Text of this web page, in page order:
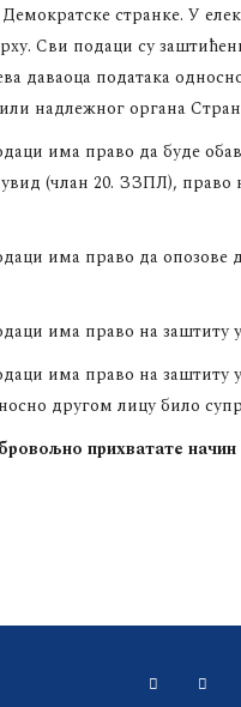
странке. У
Сви подаци су
даваоца података
надлежног органа
има право да буде
(члан 20. ЗЗПЛ), право
има право да опозове
има право на заштиту
има право на
другом лицу било
прихватате начин